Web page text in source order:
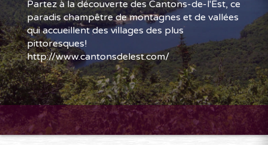
Partez à la découverte des Cantons-de-l'Est, ce
paradis champêtre de montagnes et de vallées
qui accueillent des villages des plus
pittoresques!
http://www.cantonsdelest.com/